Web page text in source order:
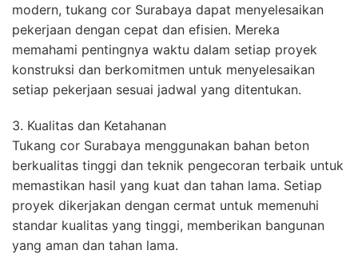
modern, tukang cor Surabaya dapat menyelesaikan
pekerjaan dengan cepat dan efisien. Mereka
memahami pentingnya waktu dalam setiap proyek
konstruksi dan berkomitmen untuk menyelesaikan
setiap pekerjaan sesuai jadwal yang ditentukan.
3. Kualitas dan Ketahanan
Tukang cor Surabaya menggunakan bahan beton
berkualitas tinggi dan teknik pengecoran terbaik untuk
memastikan hasil yang kuat dan tahan lama. Setiap
proyek dikerjakan dengan cermat untuk memenuhi
standar kualitas yang tinggi, memberikan bangunan
yang aman dan tahan lama.